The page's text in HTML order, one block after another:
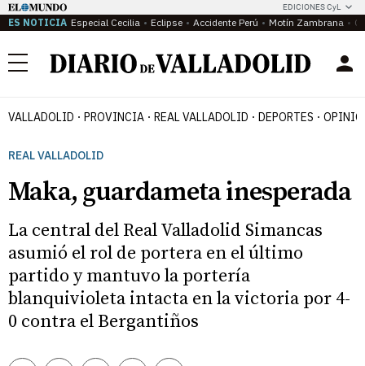
EDICIONES CyL
ES NOTICIA Especial Cecilia Eclipse Accidente Perú Motín Zambrana
Menú
VALLADOLID PROVINCIA REAL VALLADOLID DEPORTES
REAL VALLADOLID
Maka, guardameta inesperada
La central del Real Valladolid Simancas
asumió el rol de portera en el último
partido y mantuvo la portería
blanquivioleta intacta en la victoria por 4-
0 contra el Bergantiños